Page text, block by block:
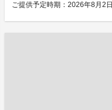
ご提供予定時期：2026年8月2日